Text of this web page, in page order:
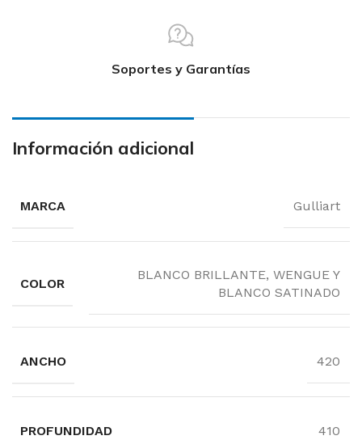
Soportes y Garantías
Información adicional
MARCA Gulliart
COLOR
BLANCO BRILLANTE, WENGUE Y
BLANCO SATINADO
ANCHO 420
PROFUNDIDAD 410